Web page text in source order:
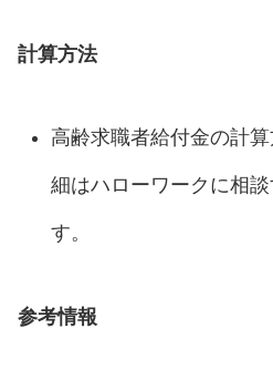
計算方法
高齢求職者給付金の計
細はハローワークに相
す。
参考情報